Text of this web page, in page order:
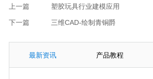
上一篇 塑胶玩具行业建模应用
下一篇 三维CAD-绘制青铜爵
最新资讯 产品教程